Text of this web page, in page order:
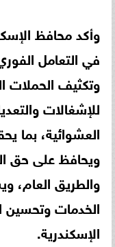
وأكد محافظ
في التعامل
وتكثيف الحملات
للإشغالات
العشوائية، بما
ويحافظ على حق
والطريق العام،
الخدمات وتحسين
الإسكندرية.